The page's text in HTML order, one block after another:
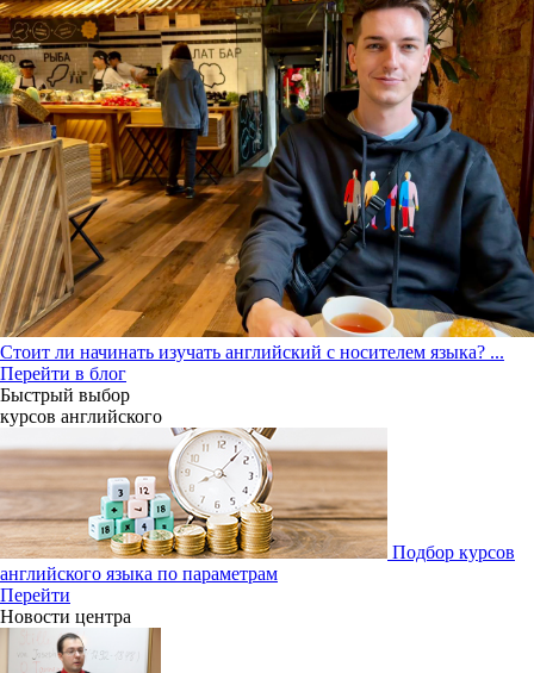
Стоит ли начинать изучать английский с носителем языка? ...
Перейти в блог
Быстрый выбор
курсов английcкого
Подбор курсов
английского языка по параметрам
Перейти
Новости центра